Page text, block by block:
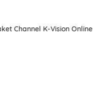
Channel K-Vision Online